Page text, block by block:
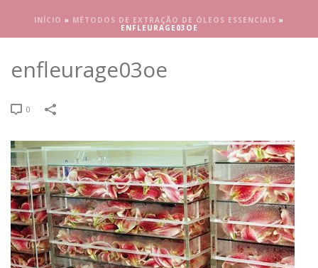
INÍCIO » MÉTODOS DE EXTRAÇÃO DE ÓLEOS ESSENCIAIS »
ENFLEURAGE03OE
enfleurage03oe
0